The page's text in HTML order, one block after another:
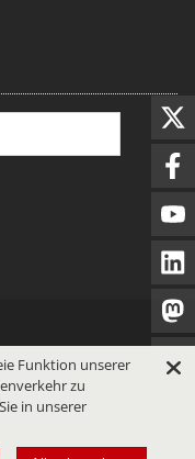
Funktion unserer
zu
in unserer